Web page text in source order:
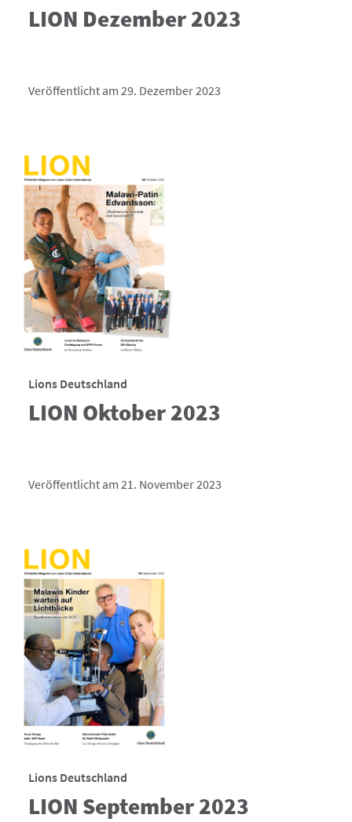
LION Dezember 2023
Veröffentlicht am 29. Dezember 2023
Lions Deutschland
LION Oktober 2023
Veröffentlicht am 21. November 2023
Lions Deutschland
LION September 2023